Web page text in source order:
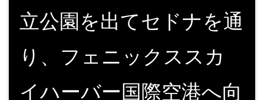
立公園を出てセドナを通
り、フェニックススカ
イハーバー国際空港へ向